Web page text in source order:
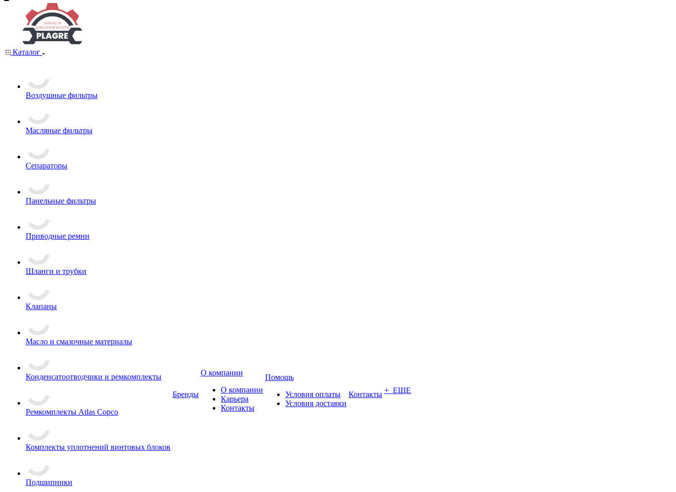
Каталог
Воздушные фильтры
Масляные фильтры
Сепараторы
Панельные фильтры
Приводные ремни
Шланги и трубки
Клапаны
Масло и смазочные материалы
Конденсатоотводчики и ремкомплекты
Ремкомплекты Atlas Copco
Комплекты уплотнений винтовых блоков
Подшипники
Бренды
О компании
О компании
Карьера
Контакты
Помощь
Условия оплаты
Условия доставки
Контакты + ЕЩЕ